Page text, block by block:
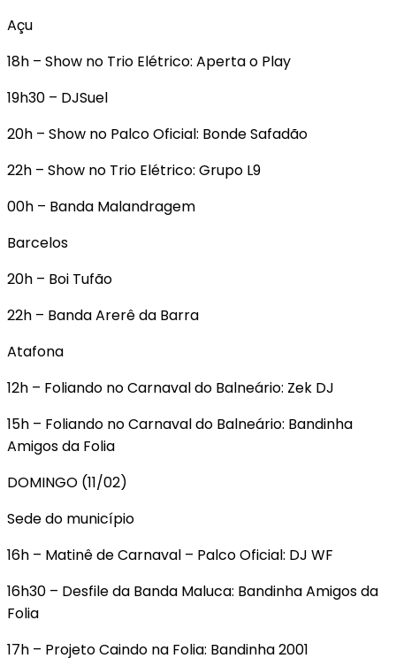
Açu
18h – Show no Trio Elétrico: Aperta o Play
19h30 – DJSuel
20h – Show no Palco Oficial: Bonde Safadão
22h – Show no Trio Elétrico: Grupo L9
00h – Banda Malandragem
Barcelos
20h – Boi Tufão
22h – Banda Arerê da Barra
Atafona
12h – Foliando no Carnaval do Balneário: Zek DJ
15h – Foliando no Carnaval do Balneário: Bandinha
Amigos da Folia
DOMINGO (11/02)
Sede do município
16h – Matinê de Carnaval – Palco Oficial: DJ WF
16h30 – Desfile da Banda Maluca: Bandinha Amigos da
Folia
17h – Projeto Caindo na Folia: Bandinha 2001